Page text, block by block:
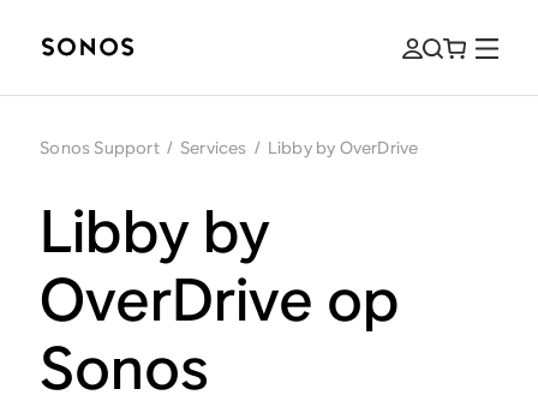
Sonos Support / Services / Libby by OverDrive
Libby by
OverDrive op
Sonos